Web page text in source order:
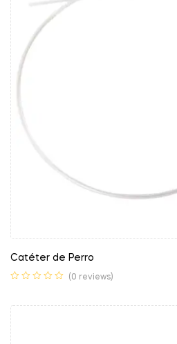
Catéter de Perro
(0 reviews)